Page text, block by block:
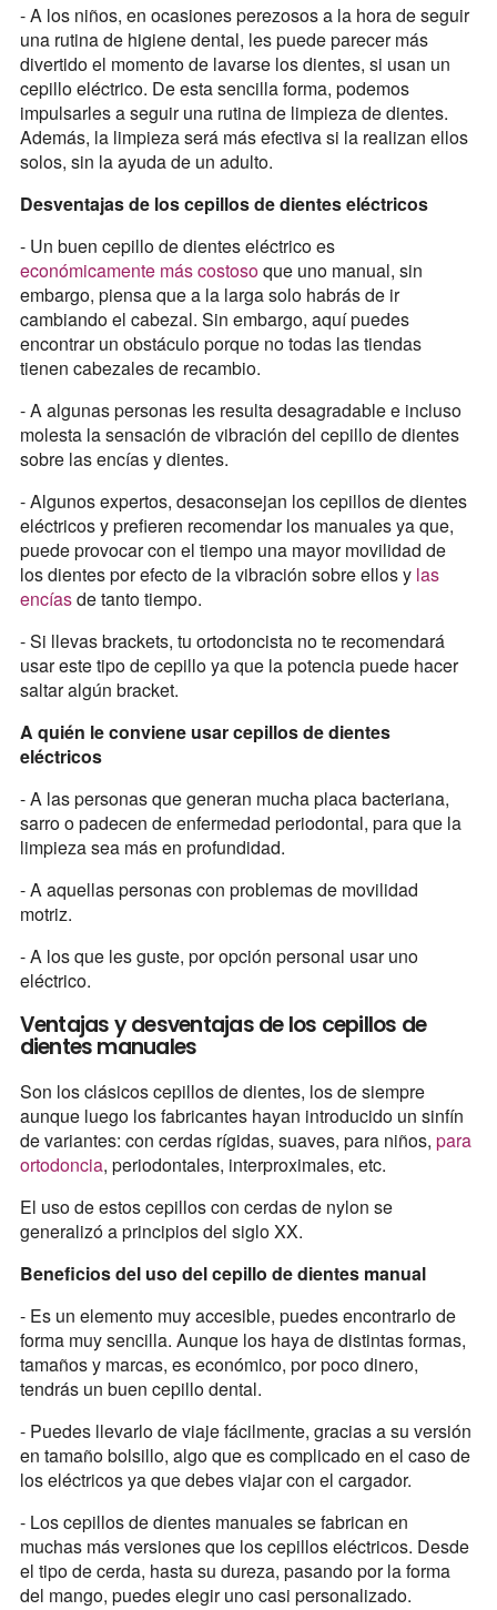
- A los niños, en ocasiones perezosos a la hora de seguir
una rutina de higiene dental, les puede parecer más
divertido el momento de lavarse los dientes, si usan un
cepillo eléctrico. De esta sencilla forma, podemos
impulsarles a seguir una rutina de limpieza de dientes.
Además, la limpieza será más efectiva si la realizan ellos
solos, sin la ayuda de un adulto.
Desventajas de los cepillos de dientes eléctricos
- Un buen cepillo de dientes eléctrico es
económicamente más costosoque uno manual, sin
embargo, piensa que a la larga solo habrás de ir
cambiando el cabezal. Sin embargo, aquí puedes
encontrar un obstáculo porque no todas las tiendas
tienen cabezales de recambio.
- A algunas personas les resulta desagradable e incluso
molesta la sensación de vibración del cepillo de dientes
sobre las encías y dientes.
- Algunos expertos, desaconsejan los cepillos de dientes
eléctricos y prefieren recomendar los manuales ya que,
puede provocar con el tiempo una mayor movilidad de
los dientes por efecto de la vibración sobre ellos y las
encíasde tanto tiempo.
- Si llevas brackets, tu ortodoncista no te recomendará
usar este tipo de cepillo ya que la potencia puede hacer
saltar algún bracket.
A quién le conviene usar cepillos de dientes
eléctricos
- A las personas que generan mucha placa bacteriana,
sarro o padecen de enfermedad periodontal, para que la
limpieza sea más en profundidad.
- A aquellas personas con problemas de movilidad
motriz.
- A los que les guste, por opción personal usar uno
eléctrico.
Ventajas y desventajas de los cepillos de
dientes manuales
Son los clásicos cepillos de dientes, los de siempre
aunque luego los fabricantes hayan introducido un sinfín
de variantes: con cerdas rígidas, suaves, para niños, para
ortodoncia, periodontales, interproximales, etc.
El uso de estos cepillos con cerdas de nylon se
generalizó a principios del siglo XX.
Beneficios del uso del cepillo de dientes manual
- Es un elemento muy accesible, puedes encontrarlo de
forma muy sencilla. Aunque los haya de distintas formas,
tamaños y marcas, es económico, por poco dinero,
tendrás un buen cepillo dental.
- Puedes llevarlo de viaje fácilmente, gracias a su versión
en tamaño bolsillo, algo que es complicado en el caso de
los eléctricos ya que debes viajar con el cargador.
- Los cepillos de dientes manuales se fabrican en
muchas más versiones que los cepillos eléctricos. Desde
el tipo de cerda, hasta su dureza, pasando por la forma
del mango, puedes elegir uno casi personalizado.